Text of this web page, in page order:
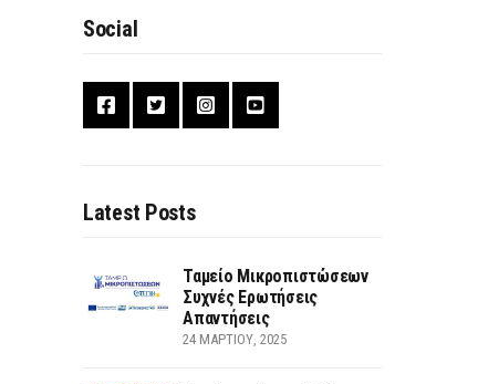
Social
Latest Posts
Ταμείο Μικροπιστώσεων
Συχνές Ερωτήσεις
Απαντήσεις
24 ΜΑΡΤΊΟΥ, 2025